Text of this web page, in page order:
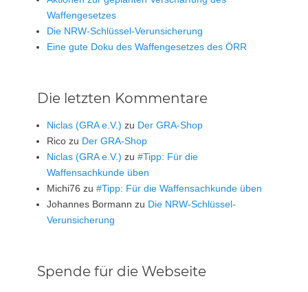
Waffengesetzes
Die NRW-Schlüssel-Verunsicherung
Eine gute Doku des Waffengesetzes des ÖRR
Die letzten Kommentare
Niclas (GRA e.V.) zu Der GRA-Shop
Rico zu Der GRA-Shop
Niclas (GRA e.V.) zu #Tipp: Für die
Waffensachkunde üben
Michi76 zu #Tipp: Für die Waffensachkunde üben
Johannes Bormann zu Die NRW-Schlüssel-
Verunsicherung
Spende für die Webseite